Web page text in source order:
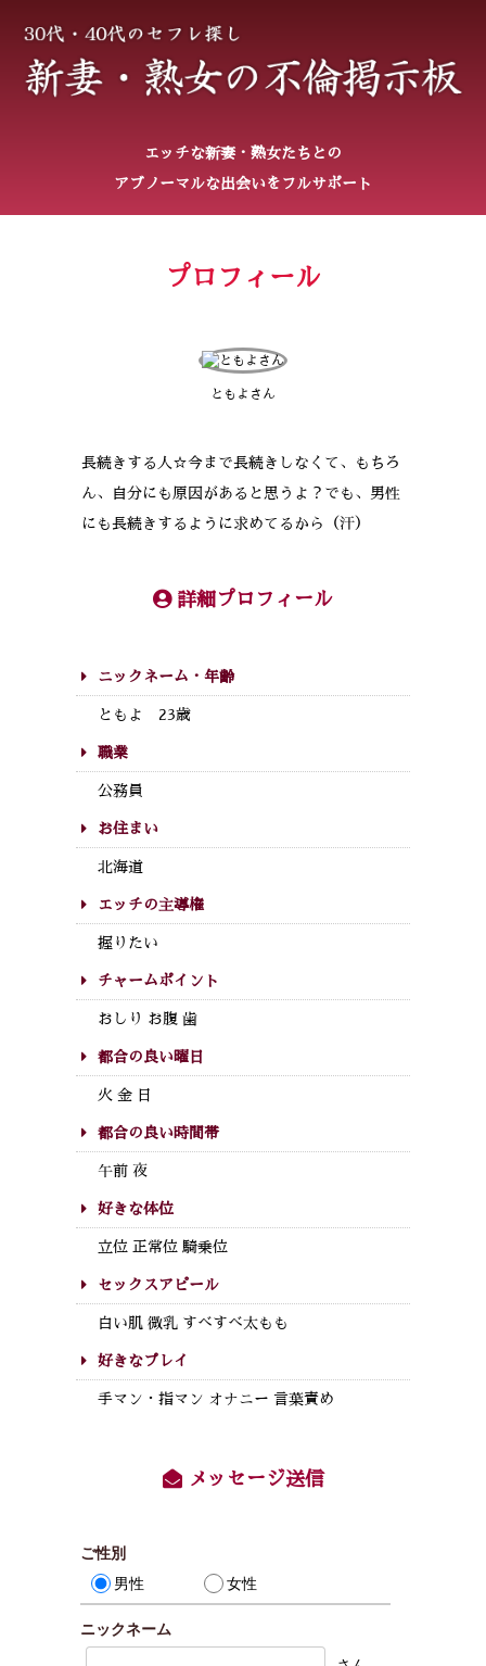
エッチな新妻・熟女たちとの
アブノーマルな出会いをフルサポート
プロフィール
ともよさん
長続きする人☆今まで長続きしなくて、もちろ
ん、自分にも原因があると思うよ？でも、男性
にも長続きするように求めてるから（汗）
詳細プロフィール
ニックネーム・年齢
ともよ 23歳
職業
公務員
お住まい
北海道
エッチの主導権
握りたい
チャームポイント
おしり お腹 歯
都合の良い曜日
火 金 日
都合の良い時間帯
午前 夜
好きな体位
立位 正常位 騎乗位
セックスアピール
白い肌 微乳 すべすべ太もも
好きなプレイ
手マン・指マン オナニー 言葉責め
メッセージ送信